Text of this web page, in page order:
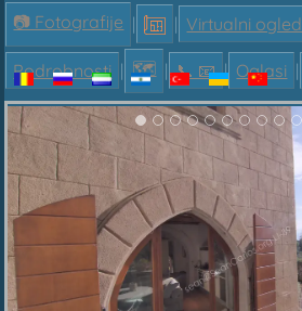
📷 Fotografije | | Virtualni
Podrobnosti | 🗺 | 📞︎ 📧 | Oglasi |